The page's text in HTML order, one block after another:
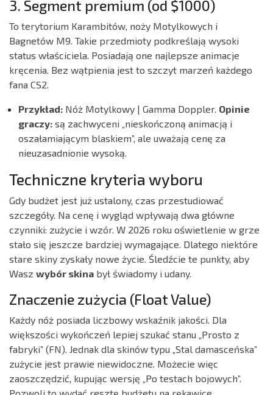
3. Segment premium (od $1000)
To terytorium Karambitów, noży Motylkowych i
Bagnetów M9. Takie przedmioty podkreślają wysoki
status właściciela. Posiadają one najlepsze animacje
kręcenia. Bez wątpienia jest to szczyt marzeń każdego
fana CS2.
Przykład: Nóż Motylkowy | Gamma Doppler. Opinie
graczy: są zachwyceni „nieskończoną animacją i
oszałamiającym blaskiem”, ale uważają cenę za
nieuzasadnionie wysoką.
Techniczne kryteria wyboru
Gdy budżet jest już ustalony, czas przestudiować
szczegóły. Na cenę i wygląd wpływają dwa główne
czynniki: zużycie i wzór. W 2026 roku oświetlenie w grze
stało się jeszcze bardziej wymagające. Dlatego niektóre
stare skiny zyskały nowe życie. Śledźcie te punkty, aby
Wasz wybór skina był świadomy i udany.
Znaczenie zużycia (Float Value)
Każdy nóż posiada liczbowy wskaźnik jakości. Dla
większości wykończeń lepiej szukać stanu „Prosto z
fabryki” (FN). Jednak dla skinów typu „Stal damasceńska”
zużycie jest prawie niewidoczne. Możecie więc
zaoszczędzić, kupując wersję „Po testach bojowych”.